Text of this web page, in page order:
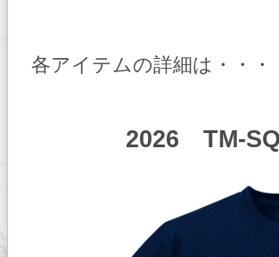
各アイテムの詳細は・・・
2026 TM-